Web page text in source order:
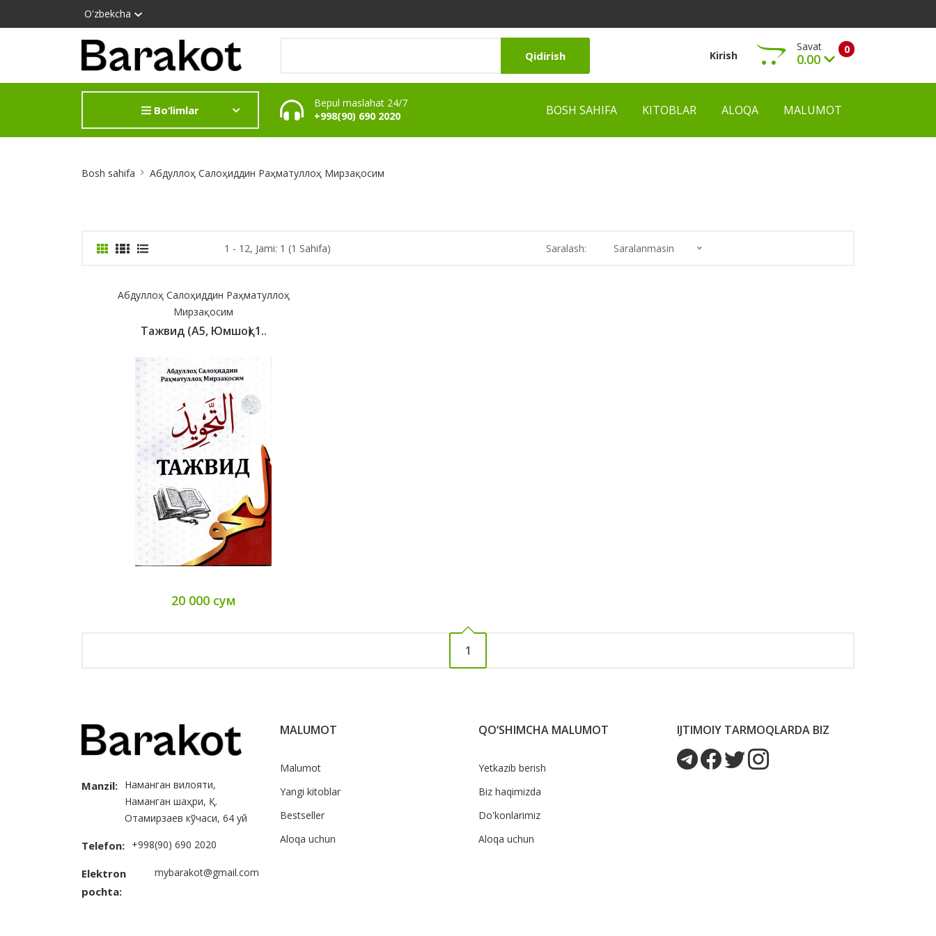
O'zbekcha
Qidirish Kirish 0
Savat
0.00
Ko‘rish
Bo‘limlar
Bepul maslahat 24/7
+998(90) 690 2020
BOSH SAHIFA KITOBLAR ALOQA MALUMOT
Bosh sahifa Абдуллоҳ Салоҳиддин Раҳматуллоҳ Мирзақосим
1 - 12, Jami: 1 (1 Sahifa) Saralash: Saralanmasin
Абдуллоҳ Салоҳиддин Раҳматуллоҳ
Мирзақосим
Тажвид (А5, Юмшоқ) 1..
20 000 сум
1
Manzil: Наманган вилояти,
Наманган шаҳри, Қ.
Отамирзаев кўчаси, 64 уй
Telefon: +998(90) 690 2020
Elektron
pochta:
mybarakot@gmail.com
MALUMOT
Malumot
Yangi kitoblar
Bestseller
Aloqa uchun
QO‘SHIMCHA MALUMOT
Yetkazib berish
Biz haqimizda
Do'konlarimiz
Aloqa uchun
IJTIMOIY TARMOQLARDA BIZ